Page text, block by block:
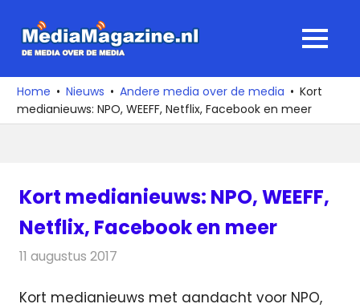
naar
media
over
de
MENU
Home Nieuws Andere media over de media
Kort
medianieuws: NPO, WEEFF, Netflix, Facebook en meer
Kort medianieuws: NPO, WEEFF,
Netflix, Facebook en meer
11 augustus 2017
Kort medianieuws met aandacht voor NPO,